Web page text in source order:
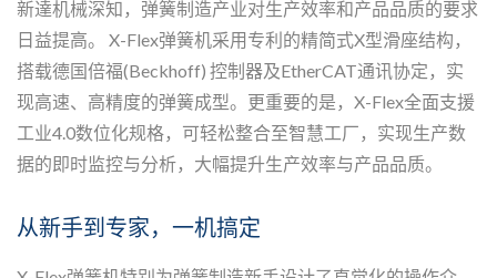
新達机械深知，弹簧制造产业对生产效率和产品品质的要求
日益提高。 X-Flex弹簧机采用专利的精简式X型滑座结构，
搭载德国倍福(Beckhoff) 控制器及EtherCAT通讯协定，实
现高速、高精度的弹簧成型。更重要的是，X-Flex全面支援
工业4.0数位化规格，可轻松整合至智慧工厂，实现生产数
据的即时监控与分析，大幅提升生产效率与产品品质。
从新手到专家，一机搞定